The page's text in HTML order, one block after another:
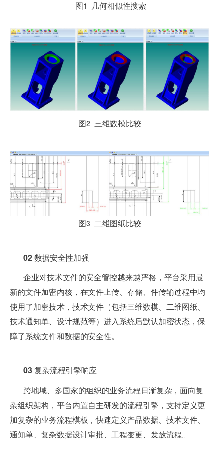
图1 几何相似性搜索
图2 三维数模比较
图3 二维图纸比较
02数据安全性加强
企业对技术文件的安全管控越来越严格，平台采用最
新的文件加密内核，在文件上传、存储、件传输过程中均
使用了加密技术，技术文件（包括三维数模、二维图纸、
技术通知单、设计规范等）进入系统后默认加密状态，保
障了系统文件和数据的安全性。
03复杂流程引擎响应
跨地域、多国家的组织的业务流程日渐复杂，面向复
杂组织架构，平台内置自主研发的流程引擎，支持定义更
加复杂的业务流程模板，快速定义产品数据、技术文件、
通知单、复杂数据设计审批、工程变更、发放流程。